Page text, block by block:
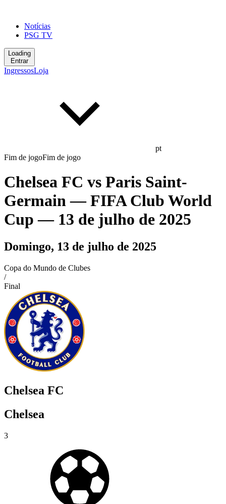
Notícias
PSG TV
Loading
Entrar
IngressosLoja
pt
Fim de jogoFim de jogo
Chelsea FC vs Paris Saint-
Germain— FIFA Club World
Cup — 13 de julho de 2025
Domingo, 13 de julho de 2025
Copa do Mundo de Clubes
/
Final
Chelsea FC
Chelsea
3